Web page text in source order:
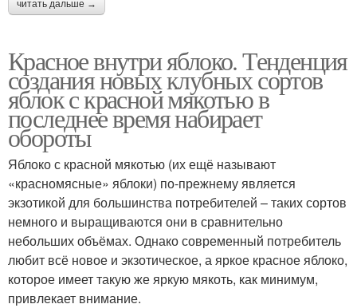
читать дальше →
Красное внутри яблоко. Тенденция
создания новых клубных сортов
яблок с красной мякотью в
последнее время набирает
обороты
Яблоко с красной мякотью (их ещё называют
«красномясные» яблоки) по-прежнему является
экзотикой для большинства потребителей – таких сортов
немного и выращиваются они в сравнительно
небольших объёмах. Однако современный потребитель
любит всё новое и экзотическое, а яркое красное яблоко,
которое имеет такую же яркую мякоть, как минимум,
привлекает внимание.